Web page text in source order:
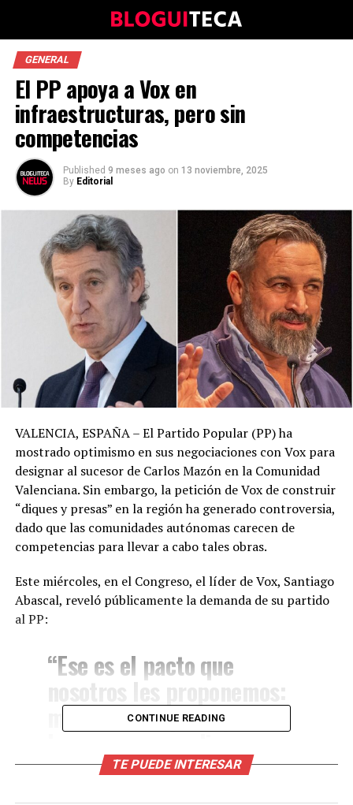
GENERAL
El PP apoya a Vox en
infraestructuras, pero sin
competencias
Published 9 meses ago on 13 noviembre, 2025
By Editorial
VALENCIA, ESPAÑA – El Partido Popular (PP) ha
mostrado optimismo en sus negociaciones con Vox para
designar al sucesor de Carlos Mazón en la Comunidad
Valenciana. Sin embargo, la petición de Vox de construir
“diques y presas” en la región ha generado controversia,
dado que las comunidades autónomas carecen de
competencias para llevar a cabo tales obras.
Este miércoles, en el Congreso, el líder de Vox, Santiago
Abascal, reveló públicamente la demanda de su partido
al PP:
“Ese es el pacto que
nosotros les proponemos:
movilizarnos para que se
hagan presas y diques
necesarios en Valencia”,
CONTINUE READING
TE PUEDE INTERESAR